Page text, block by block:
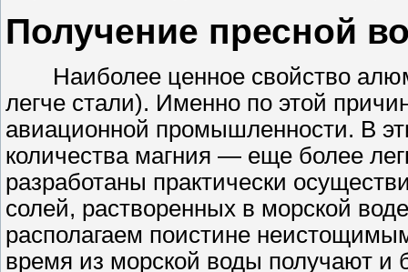
Получение пресной
Наиболее ценное свойство
легче стали). Именно по этой
авиационной промышленности. В
количества магния — еще более
разработаны практически
солей, растворенных в морской
располагаем поистине
время из морской воды получают и